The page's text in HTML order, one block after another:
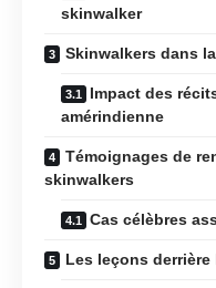
skinwalker
Skinwalkers dans
Impact des
amérindienne
Témoignages de
skinwalkers
Cas célèbres
Les leçons